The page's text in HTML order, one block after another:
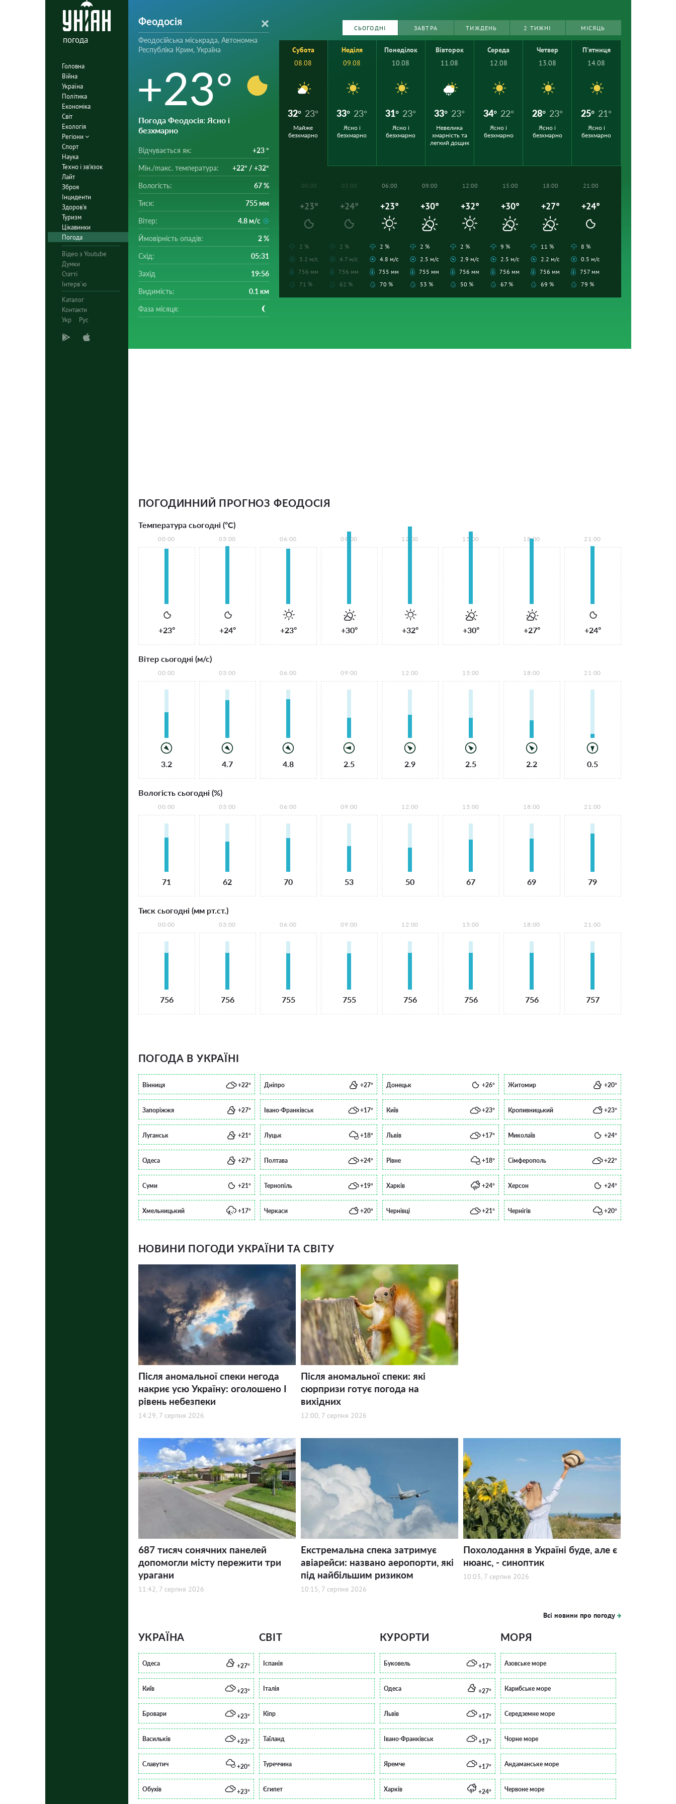
погода
Головна
Війна
Україна
Політика
Економіка
Світ
Екологія
Регіони
Спорт
Наука
Техно і зв'язок
Лайт
Зброя
Інциденти
Здоров'я
Туризм
Цікавинки
Погода
Відео з Youtube
Думки
Статті
Інтерв`ю
Каталог
Контакти
Укр
Рус
Феодосія
Феодосійська міськрада, Автономна
Республіка Крим, Україна
+23°
Погода Феодосія: Ясно і
безхмарно
Відчувається як: +23 °
Мін./mакс. температура: +22° / +32°
Вологість: 67 %
Тиск: 755 мм
Вітер: 4.8 м/с
Ймовірність опадів: 2 %
Схід: 05:31
Захід 19:56
Видимість: 0.1 км
Фаза місяця:
СЬОГОДНІ ЗАВТРА ТИЖДЕНЬ 2 ТИЖНІ МІСЯЦЬ
Субота
08.08
32° 23°
Майже
безхмарно
Неділя
09.08
33° 23°
Ясно і
безхмарно
Понеділок
10.08
31° 23°
Ясно і
безхмарно
Вівторок
11.08
33° 23°
Невелика
хмарність та
легкий дощик
Середа
12.08
34° 22°
Ясно і
безхмарно
Четвер
13.08
28° 23°
Ясно і
безхмарно
П'ятниця
14.08
25° 21°
Ясно і
безхмарно
00:00
+23°
2 %
3.2 м/с
756 мм
71 %
03:00
+24°
2 %
4.7 м/с
756 мм
62 %
06:00
+23°
2 %
4.8 м/с
755 мм
70 %
09:00
+30°
2 %
2.5 м/с
755 мм
53 %
12:00
+32°
2 %
2.9 м/с
756 мм
50 %
15:00
+30°
9 %
2.5 м/с
756 мм
67 %
18:00
+27°
11 %
2.2 м/с
756 мм
69 %
21:00
+24°
8 %
0.5 м/с
757 мм
79 %
ПОГОДИННИЙ ПРОГНОЗ ФЕОДОСІЯ
Температура сьогодні (°С)
00:00
+23°
03:00
+24°
06:00
+23°
09:00
+30°
12:00
+32°
15:00
+30°
18:00
+27°
21:00
+24°
Вітер сьогодні (м/с)
00:00
3.2
03:00
4.7
06:00
4.8
09:00
2.5
12:00
2.9
15:00
2.5
18:00
2.2
21:00
0.5
Вологість сьогодні (%)
00:00
71
03:00
62
06:00
70
09:00
53
12:00
50
15:00
67
18:00
69
21:00
79
Тиск сьогодні (мм рт.ст.)
00:00
756
03:00
756
06:00
755
09:00
755
12:00
756
15:00
756
18:00
756
21:00
757
ПОГОДА В УКРАЇНІ
Вінниця +22° Дніпро +27° Донецьк +26° Житомир +20°
Запоріжжя +27° Івано-Франківськ +17° Київ +23° Кропивницький +23°
Луганськ +21° Луцьк +18° Львів +17° Миколаїв +24°
Одеса +27° Полтава +24° Рівне +18° Сімферополь +22°
Суми +21° Тернопіль +19° Харків +24° Херсон +24°
Хмельницький +17° Черкаси +20° Чернівці +21° Чернігів +20°
НОВИНИ ПОГОДИ УКРАЇНИ ТА СВІТУ
Після аномальної спеки негода
накриє усю Україну: оголошено І
рівень небезпеки
14:29, 7 серпня 2026
Після аномальної спеки: які
сюрпризи готує погода на
вихідних
12:00, 7 серпня 2026
687 тисяч сонячних панелей
допомогли місту пережити три
урагани
11:42, 7 серпня 2026
Екстремальна спека затримує
авіарейси: названо аеропорти, які
під найбільшим ризиком
10:15, 7 серпня 2026
Похолодання в Україні буде, але є
нюанс, - синоптик
10:03, 7 серпня 2026
Всі новини про погоду
УКРАЇНА
Одеса +27°
Київ +23°
Бровари +23°
Васильків +23°
Славутич +20°
Обухів +23°
СВІТ
Іспанія
Італія
Кіпр
Таїланд
Туреччина
Єгипет
КУРОРТИ
Буковель +17°
Одеса +27°
Львів +17°
Івано-Франківськ +17°
Яремче +17°
Харків +24°
МОРЯ
Азовське море
Карибське море
Середземне море
Чорне море
Андаманське море
Червоне море